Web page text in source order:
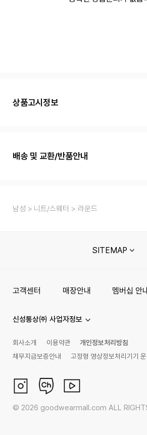
상품고시정보
배송 및 교환/반품안내
남성 니트/스웨터 라운드
SITEMAP
고객센터 매장안내 멤버십 안
신성통상㈜ 사업자정보
회사소개 이용약관
개인정보처리방침
채무지급보증안내
고정형 영상정보처리기기
© 2026 goodwearmall.com ALL